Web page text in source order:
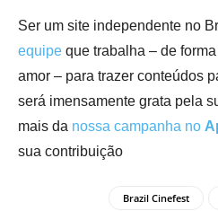
Ser um site independente no
equipe que trabalha – de
amor – para trazer conteúdos
será imensamente grata pela
mais da nossa campanha no
sua contribuição
Brazil Cinefest